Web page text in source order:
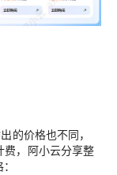
的价格也不同，
费，阿小云分享整